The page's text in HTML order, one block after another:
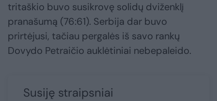
tritaškio buvo susikrovę solidų dviženklį
pranašumą (76:61). Serbija dar buvo
prirtėjusi, tačiau pergalės iš savo rankų
Dovydo Petraičio auklėtiniai nebepaleido.
Susiję straipsniai